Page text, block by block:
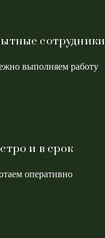
сотрудники
выполняем работу
и в срок
оперативно